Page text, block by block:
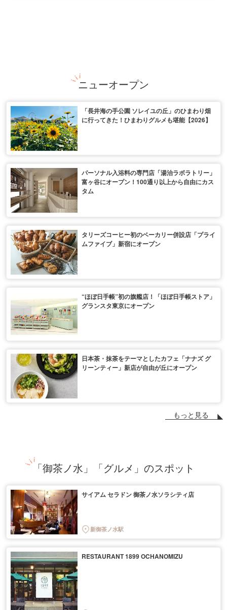
ニューオープン
「長井海の手公園 ソレイユの丘」のひまわり畑
に行ってきた！ひまわりグルメも堪能【2026】
パーソナル入浴料の専門店「湯治ラボラトリー」
富ヶ谷にオープン！100通り以上から自由にカス
タム
タリーズコーヒー初のベーカリー併設店「プライ
ムファイブ」新宿にオープン
“ほぼ日手帳”初の旗艦店！「ほぼ日手帳ストア」
グランスタ東京にオープン
日本茶・抹茶をテーマとしたカフェ「ナナズ グ
リーンティー」新店が自由が丘にオープン
もっと見る
「御茶ノ水」「グルメ」のスポット
サイアム セラドン 御茶ノ水ソラシティ店
新御茶ノ水駅
RESTAURANT 1899 OCHANOMIZU